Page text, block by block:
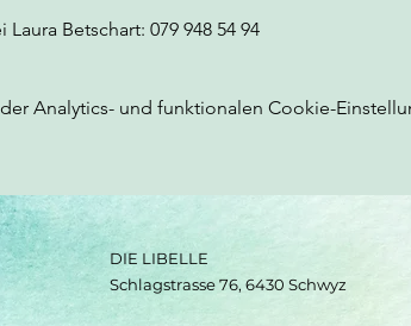
Betschart: 079 948 54 94
Analytics- und funktionalen Cookie-
DIE LIBELLE
Schlagstrasse 76, 6430 Schwyz